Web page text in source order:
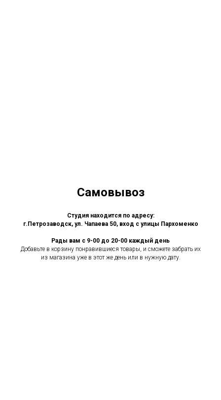
Самовывоз
Студия находится по адресу:
г.Петрозаводск, ул. Чапаева 50, вход с улицы Пархоменко
Рады вам с 9-00 до 20-00 каждый день
Добавьте в корзину понравившиеся товары, и сможете забрать их
из магазина уже в этот же день или в нужную дату.